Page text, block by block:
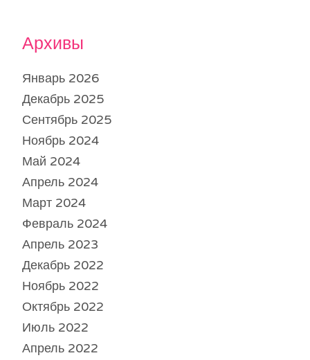
Архивы
Январь 2026
Декабрь 2025
Сентябрь 2025
Ноябрь 2024
Май 2024
Апрель 2024
Март 2024
Февраль 2024
Апрель 2023
Декабрь 2022
Ноябрь 2022
Октябрь 2022
Июль 2022
Апрель 2022